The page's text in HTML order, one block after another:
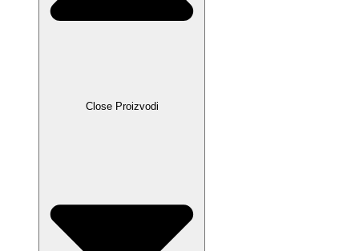
Close Proizvodi